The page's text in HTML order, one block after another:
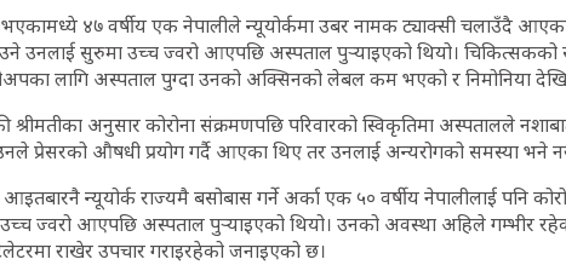
भएकामध्ये ४७ वर्षीय एक नेपालीले न्यूयोर्कमा उबर नामक ट्याक्सी चलाउँदै आएका
उनलाई सुरुमा उच्च ज्वरो आएपछि अस्पताल पुर्‍याइएको थियो। चिकित्सकको
लागि अस्पताल पुग्दा उनको अक्सिनको लेबल कम भएको र निमोनिया
श्रीमतीका अनुसार कोरोना संक्रमणपछि परिवारको स्विकृतिमा अस्पतालले
प्रेसरको औषधी प्रयोग गर्दै आएका थिए तर उनलाई अन्यरोगको समस्या भने
न्यूयोर्क राज्यमै बसोबास गर्ने अर्का एक ५० वर्षीय नेपालीलाई पनि
ज्वरो आएपछि अस्पताल पुर्‍याइएको थियो। उनको अवस्था अहिले गम्भीर
राखेर उपचार गराइरहेको जनाइएको छ।